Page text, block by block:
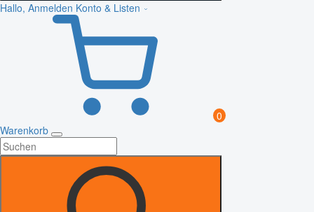
Hallo, Anmelden Konto & Listen
0
Warenkorb